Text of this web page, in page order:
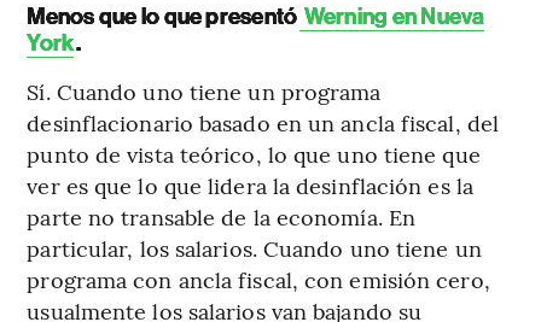
Menos que lo que presentó Werning en Nueva
York.
Sí. Cuando uno tiene un programa
desinflacionario basado en un ancla fiscal, del
punto de vista teórico, lo que uno tiene que
ver es que lo que lidera la desinflación es la
parte no transable de la economía. En
particular, los salarios. Cuando uno tiene un
programa con ancla fiscal, con emisión cero,
usualmente los salarios van bajando su